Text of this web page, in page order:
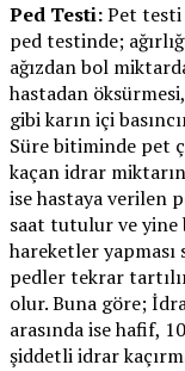
Ped Testi:Pet testi
ped testinde;
ağızdan bol
hastadan
gibi karın içi
Süre bitiminde pet
kaçan idrar
ise hastaya verilen
saat tutulur ve yine
hareketler yapması
pedler tekrar
olur. Buna göre;
arasında ise hafif,
şiddetli idrar